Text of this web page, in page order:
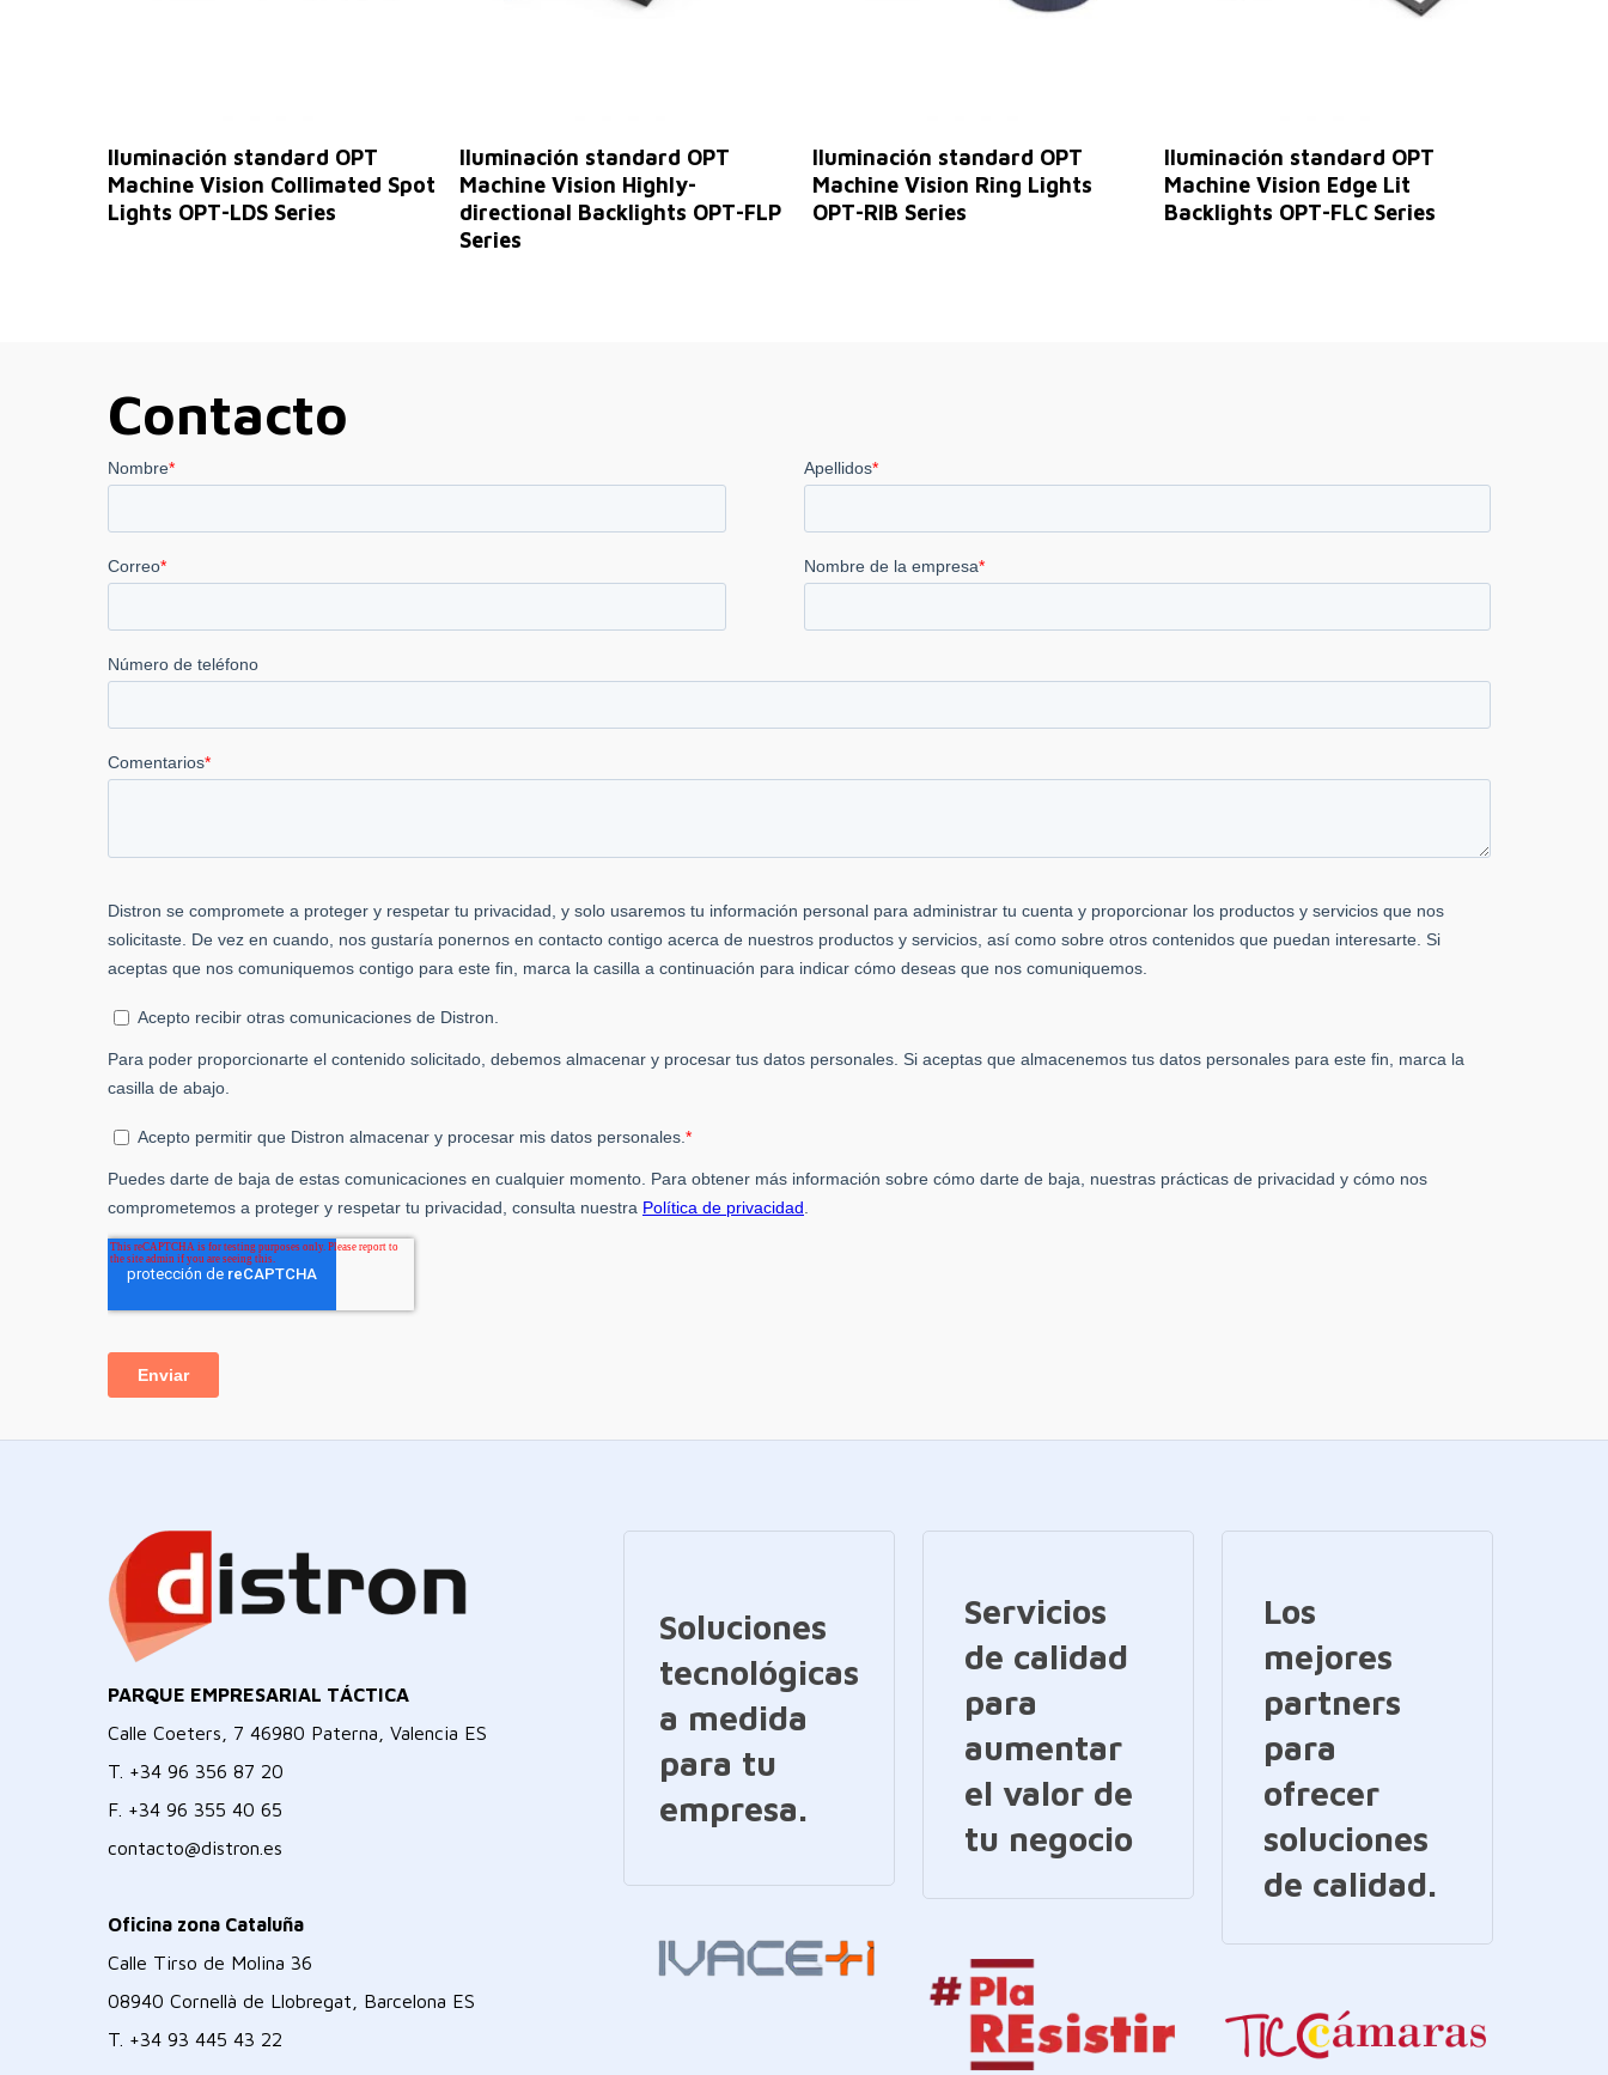
Leer Más
Iluminación standard OPT
Machine Vision Collimated Spot
Lights OPT-LDS Series
Leer Más
Iluminación standard OPT
Machine Vision Highly-
directional Backlights OPT-FLP
Series
Leer Más
Iluminación standard OPT
Machine Vision Ring Lights
OPT-RIB Series
Leer Más
Iluminación standard OPT
Machine Vision Edge Lit
Backlights OPT-FLC Series
Contacto
PARQUE EMPRESARIAL TÁCTICA
Calle Coeters, 7 46980 Paterna, Valencia ES
T. +34 96 356 87 20
F. +34 96 355 40 65
contacto@distron.es
Oficina zona Cataluña
Calle Tirso de Molina 36
08940 Cornellà de Llobregat, Barcelona ES
T. +34 93 445 43 22
Soluciones
tecnológicas
a medida
para tu
empresa.
Servicios
de calidad
para
aumentar
el valor de
tu negocio
Los
mejores
partners
para
ofrecer
soluciones
de calidad.